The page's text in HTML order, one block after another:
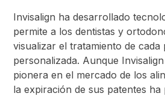
Invisalign ha desarrollado
permite a los dentistas y
visualizar el tratamiento de cada
personalizada. Aunque
pionera en el mercado de los
la expiración de sus patentes ha